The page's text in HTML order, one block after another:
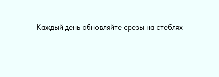
Каждый день обновляйте срезы на стеблях